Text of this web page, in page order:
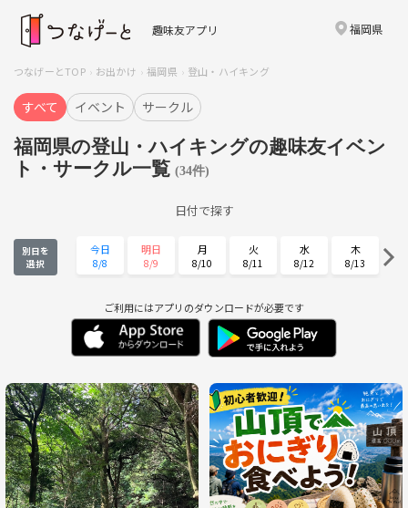
趣味友アプリ 福岡県
つなげーとTOP お出かけ 福岡県 登山・ハイキング
すべて イベント サークル
福岡県の登山・ハイキングの趣味友イベン
ト・サークル一覧 (34件)
日付で探す
別日を
選択
今日
8/8
明日
8/9
月
8/10
火
8/11
水
8/12
木
8/13
8/14 8/15 8/16 8/17 8/18
木
8/20
金
8/21
日
8/23
月
8/24
8/26 8/27 8/28 8/29 8/30 8/31
火
9/1
水
9/2
木
9/3
金
9/4
土
9/5
日
9/6
ご利用にはアプリのダウンロードが必要です